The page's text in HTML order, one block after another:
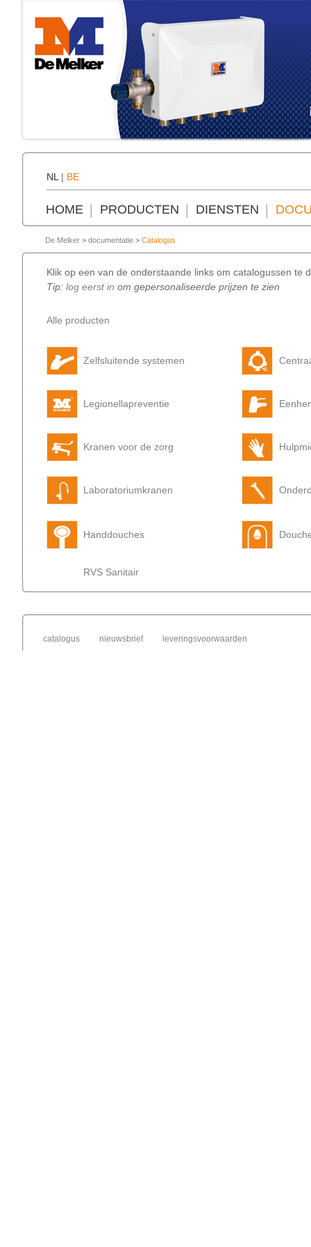
NL | BE
HOME PRODUCTEN DIENSTEN
De Melker > documentatie > Catalogus
Klik op een van de onderstaande links om catalogussen te
Tip: log eerst in om gepersonaliseerde prijzen te zien
Alle producten
Zelfsluitende systemen
Legionellapreventie
Kranen voor de zorg
Laboratoriumkranen
Handdouches
RVS Sanitair
catalogus nieuwsbrief leveringsvoorwaarden